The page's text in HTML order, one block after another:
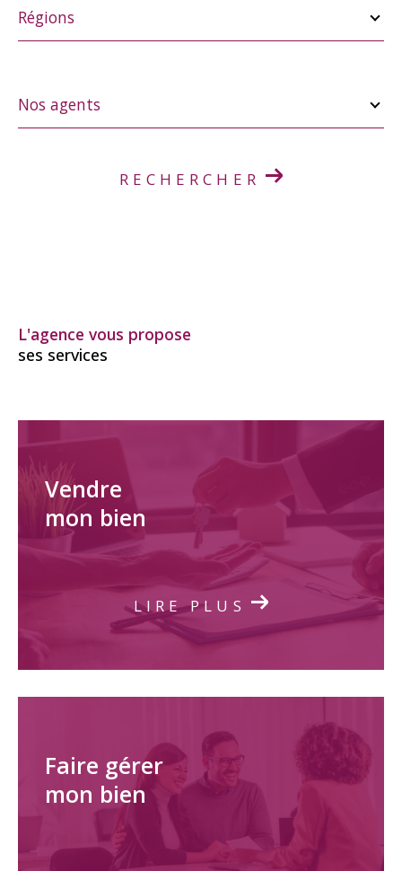
une
Régions
Nos agents
RECHERCHER
L'agence vous propose
ses services
Vendre
mon bien
LIRE PLUS
Faire gérer
mon bien